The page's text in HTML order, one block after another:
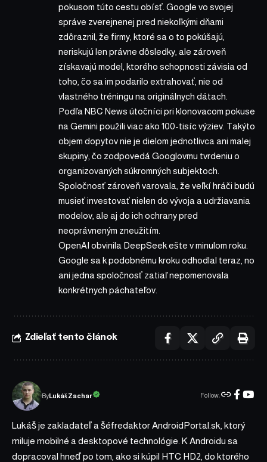
pokusom túto cestu obísť. Google vo svojej
správe zverejnenej pred niekoľkými dňami
zdôraznil, že firmy, ktoré sa o to pokúšajú,
neriskujú len právne dôsledky, ale zároveň
získavajú model, ktorého schopnosti závisia od
toho, čo sa im podarilo extrahovať, nie od
vlastného tréningu na originálnych dátach.
Podľa NBC News útočníci pri klonovacom pokuse
na Gemini použili viac ako 100-tisíc výziev. Takýto
objem dopytov nie je dielom jednotlivca ani malej
skupiny, čo zodpovedá Googlovmu tvrdeniu o
organizovaných súkromných subjektoch.
Spoločnosť zároveň varovala, že veľkí hráči budú
musieť investovať nielen do vývoja a udržiavania
modelov, ale aj do ich ochrany pred
neoprávneným zneužitím.
OpenAI obvinila DeepSeek ešte v minulom roku.
Google sa k podobnému kroku odhodlal teraz, no
ani jedna spoločnosť zatiaľ nepomenovala
konkrétnych páchateľov.
Zdieľať tento článok
ByLukáš Zachar Follow:
Lukáš je zakladateľ a šéfredaktor AndroidPortal.sk, ktorý
miluje mobilné a desktopové technológie. K Androidu sa
dopracoval hneď po tom, ako si kúpil HTC HD2, do ktorého